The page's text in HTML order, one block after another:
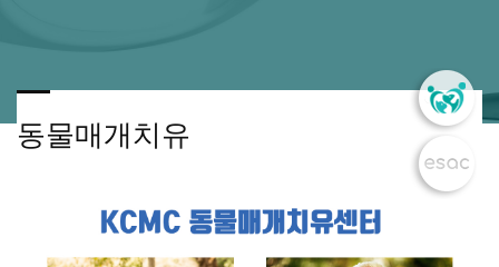
동물매개치유